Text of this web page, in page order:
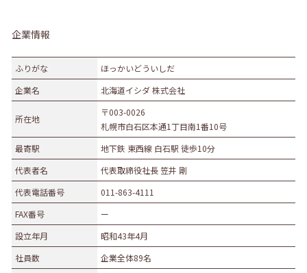
企業情報
ふりがな
ほっかいどういしだ
企業名
北海道イシダ 株式会社
所在地
〒003-0026
札幌市白石区本通1丁目南1番10号
最寄駅
地下鉄 東西線 白石駅 徒歩10分
代表者名
代表取締役社長 笠井 剛
代表電話番号
011-863-4111
FAX番号
ー
設立年月
昭和43年4月
社員数
企業全体89名